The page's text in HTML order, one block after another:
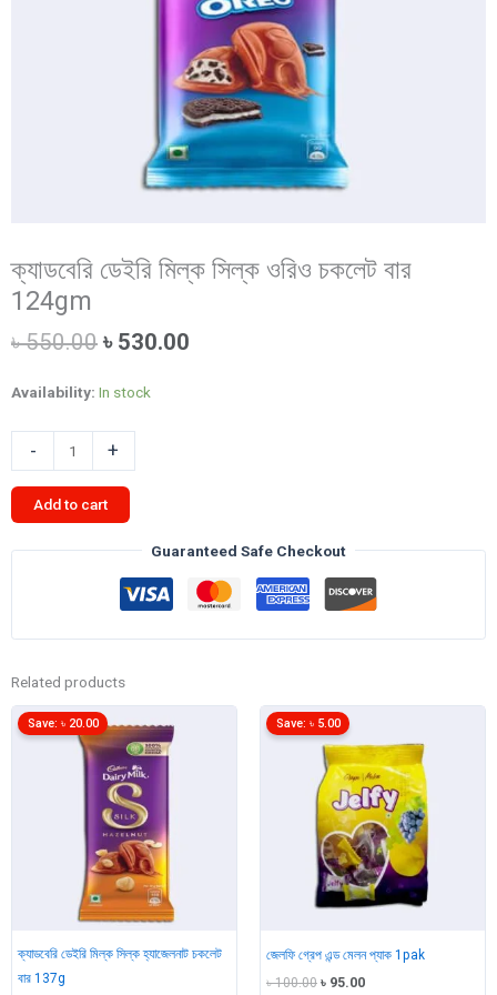
ক্যাডবেরি ডেইরি মিল্ক সিল্ক ওরিও চকলেট বার
124gm
৳550.00 Original
was:
৳ 530.00
Availability: In stock
-
ডেইরি
মিল্ক
সিল্ক
quantity
+
Add to cart
Guaranteed Safe Checkout
Related products
ক্যাডবেরি ডেইরি মিল্ক সিল্ক হ্যাজেলনাট চকলেট
বার 137g
Save: ৳ 20.00
জেলফি গ্রেপ এন্ড মেলন প্যাক 1pak
৳100.00 Original
৳ 95.00Current
Save: ৳ 5.00